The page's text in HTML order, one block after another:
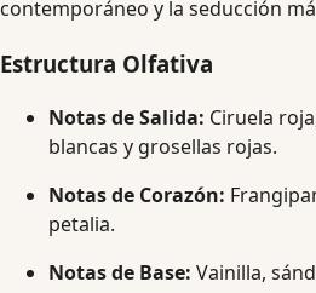
contemporáneo y la seducción
Estructura Olfativa
Notas de Salida: Ciruela
blancas y grosellas rojas.
Notas de Corazón:
petalia.
Notas de Base: Vainilla,